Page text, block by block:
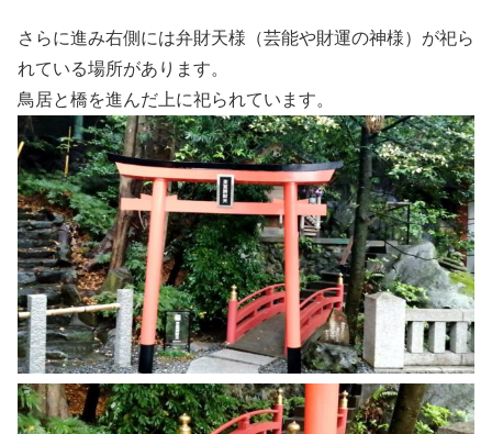
さらに進み右側には弁財天様（芸能や財運の神様）が祀ら
れている場所があります。
鳥居と橋を進んだ上に祀られています。